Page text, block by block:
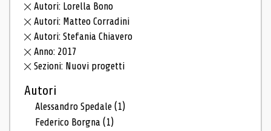
Autori: Lorella Bono
Autori: Matteo Corradini
Autori: Stefania Chiavero
Anno: 2017
Sezioni: Nuovi progetti
Autori
Alessandro Spedale(1)
Federico Borgna(1)